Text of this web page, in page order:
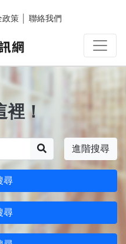
政策 聯絡我們
！
進階搜尋
尋
尋